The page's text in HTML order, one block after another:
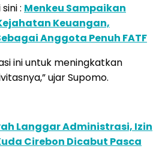
: Menkeu Sampaikan
Keuangan,
Anggota Penuh FATF
ini untuk meningkatkan
ujar Supomo.
Langgar Administrasi, Izin
Cirebon Dicabut Pasca